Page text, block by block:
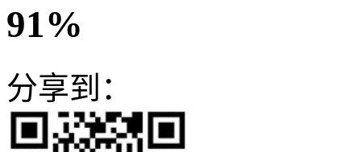
91%
分享到：